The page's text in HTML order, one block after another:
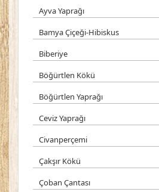
Ayva Yaprağı
Bamya Çiçeği-Hibiskus
Biberiye
Böğürtlen Kökü
Böğürtlen Yaprağı
Ceviz Yaprağı
Civanperçemi
Çakşır Kökü
Çoban Çantası